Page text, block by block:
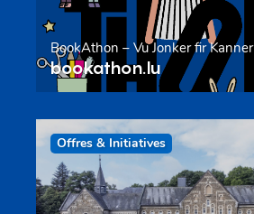
BookAthon – Vu Jonker fir Kanner
bookathon.lu
Offres & Initiatives